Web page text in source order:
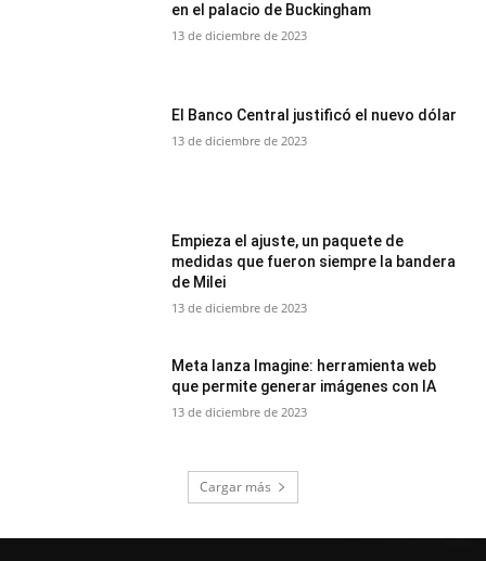
en el palacio de Buckingham
13 de diciembre de 2023
El Banco Central justificó el nuevo dólar
13 de diciembre de 2023
Empieza el ajuste, un paquete de
medidas que fueron siempre la bandera
de Milei
13 de diciembre de 2023
Meta lanza Imagine: herramienta web
que permite generar imágenes con IA
13 de diciembre de 2023
Cargar más